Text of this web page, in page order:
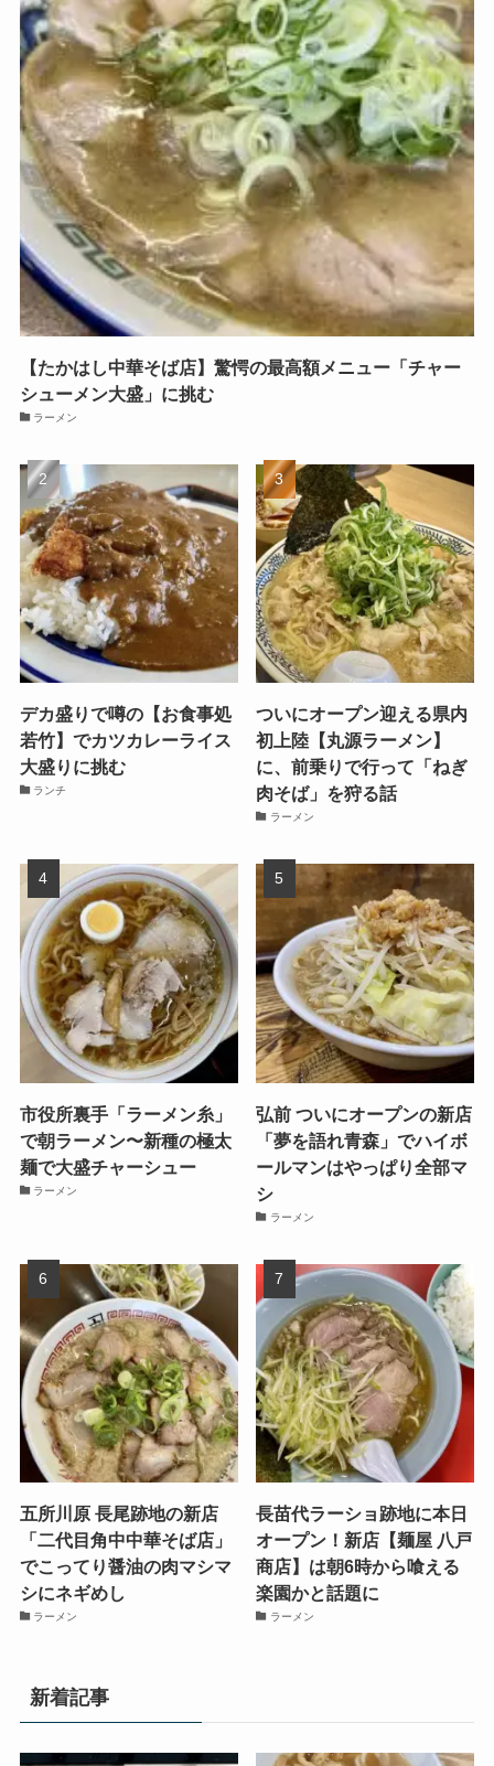
【たかはし中華そば店】驚愕の最高額メニュー「チャー
シューメン大盛」に挑む
ラーメン
デカ盛りで噂の【お食事処
若竹】でカツカレーライス
大盛りに挑む
ランチ
ついにオープン迎える県内
初上陸【丸源ラーメン】
に、前乗りで行って「ねぎ
肉そば」を狩る話
ラーメン
市役所裏手「ラーメン糸」
で朝ラーメン〜新種の極太
麺で大盛チャーシュー
ラーメン
弘前 ついにオープンの新店
「夢を語れ青森」でハイボ
ールマンはやっぱり全部マ
シ
ラーメン
五所川原 長尾跡地の新店
「二代目角中中華そば店」
でこってり醤油の肉マシマ
シにネギめし
ラーメン
長苗代ラーショ跡地に本日
オープン！新店【麺屋 八戸
商店】は朝6時から喰える
楽園かと話題に
ラーメン
新着記事